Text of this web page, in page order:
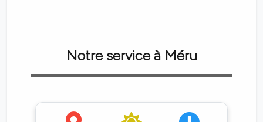
Notre service à Méru